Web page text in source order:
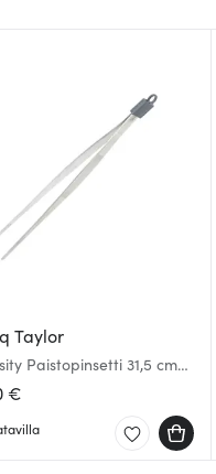
Taylor
Paistopinsetti 31,5 cm
€